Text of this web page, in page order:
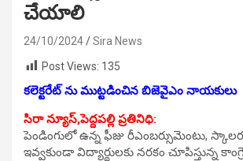
చేయాలి
24/10/2024
Sira News
Post Views: 135
కలెక్టరేట్ ను ముట్టడించిన బిజెవైఎం నాయకులు
సిరా న్యూస్,పెద్దపల్లి ప్రతినిధి:
పెండింగులో ఉన్న ఫీజు రీఎంబర్సుమెంటు,
ఇవ్వకుండా విద్యార్థులకు నరకం చూపిస్తున్న